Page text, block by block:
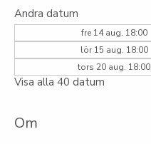
Andra datum
fre 14 aug. 18:00
lör 15 aug. 18:00
tors 20 aug. 18:00
Visa alla 40 datum
Om